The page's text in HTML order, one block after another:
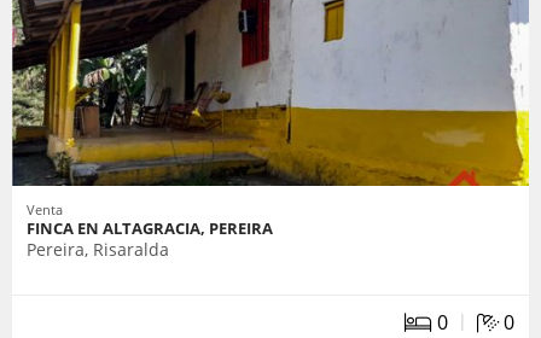
Venta
FINCA EN ALTAGRACIA, PEREIRA
Pereira, Risaralda
0 | 0